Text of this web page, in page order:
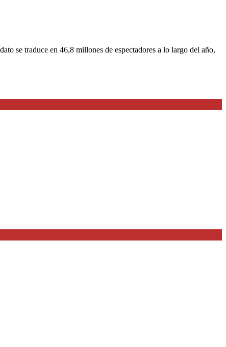
se traduce en 46,8 millones de espectadores a lo largo del año,